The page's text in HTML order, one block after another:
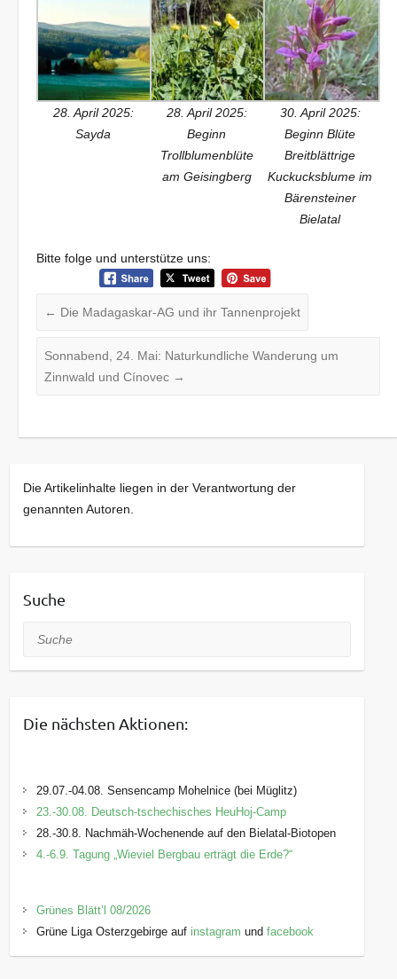
28. April 2025:
Sayda
28. April 2025:
Beginn
Trollblumenblüte
am Geisingberg
30. April 2025:
Beginn Blüte
Breitblättrige
Kuckucksblume im
Bärensteiner
Bielatal
Bitte folge und unterstütze uns:
← Die Madagaskar-AG und ihr Tannenprojekt
Sonnabend, 24. Mai: Naturkundliche Wanderung um
Zinnwald und Cínovec →
Die Artikelinhalte liegen in der Verantwortung der
genannten Autoren.
Suche
Suche
Die nächsten Aktionen:
29.07.-04.08. Sensencamp Mohelnice (bei Müglitz)
23.-30.08. Deutsch-tschechisches HeuHoj-Camp
28.-30.8. Nachmäh-Wochenende auf den Bielatal-Biotopen
4.-6.9. Tagung „Wieviel Bergbau erträgt die Erde?“
Grünes Blätt’l 08/2026
Grüne Liga Osterzgebirge auf instagram undfacebook